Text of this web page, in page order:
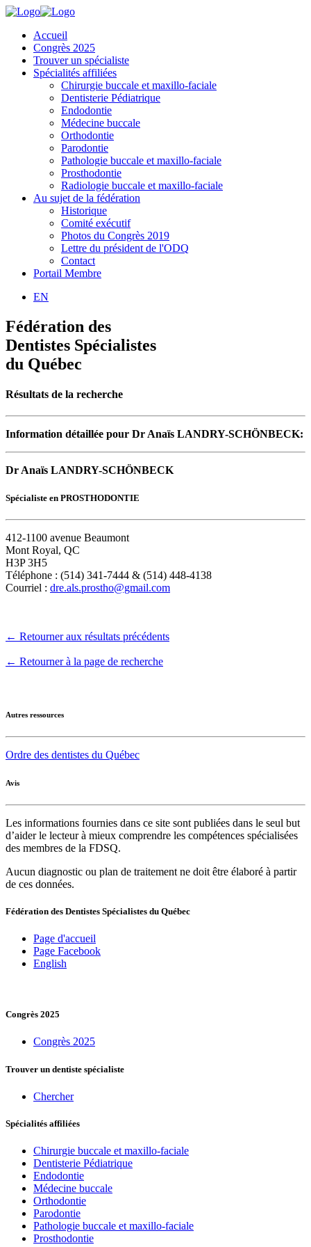
Accueil
Congrès 2025
Trouver un spécialiste
Spécialités affiliées
Chirurgie buccale et maxillo-faciale
Dentisterie Pédiatrique
Endodontie
Médecine buccale
Orthodontie
Parodontie
Pathologie buccale et maxillo-faciale
Prosthodontie
Radiologie buccale et maxillo-faciale
Au sujet de la fédération
Historique
Comité exécutif
Photos du Congrès 2019
Lettre du président de l'ODQ
Contact
Portail Membre
EN
Fédération des
Dentistes Spécialistes
du Québec
Résultats de la recherche
Information détaillée pour Dr Anaïs LANDRY-SCHÖNBECK:
Dr Anaïs LANDRY-SCHÖNBECK
Spécialiste en PROSTHODONTIE
412-1100 avenue Beaumont
Mont Royal, QC
H3P 3H5
Téléphone : (514) 341-7444 & (514) 448-4138
Courriel : dre.als.prostho@gmail.com
← Retourner aux résultats précédents
← Retourner à la page de recherche
Autres ressources
Ordre des dentistes du Québec
Avis
Les informations fournies dans ce site sont publiées dans le seul but
d’aider le lecteur à mieux comprendre les compétences spécialisées
des membres de la FDSQ.
Aucun diagnostic ou plan de traitement ne doit être élaboré à partir
de ces données.
Fédération des Dentistes Spécialistes du Québec
Page d'accueil
Page Facebook
English
Congrès 2025
Congrès 2025
Trouver un dentiste spécialiste
Chercher
Spécialités affiliées
Chirurgie buccale et maxillo-faciale
Dentisterie Pédiatrique
Endodontie
Médecine buccale
Orthodontie
Parodontie
Pathologie buccale et maxillo-faciale
Prosthodontie